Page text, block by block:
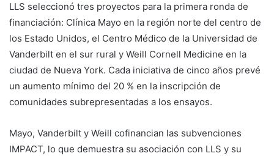
LLS seleccionó tres proyectos para la primera ronda de
financiación: Clínica Mayo en la región norte del centro de
los Estado Unidos, el Centro Médico de la Universidad de
Vanderbilt en el sur rural y Weill Cornell Medicine en la
ciudad de Nueva York. Cada iniciativa de cinco años prevé
un aumento mínimo del 20 % en la inscripción de
comunidades subrepresentadas a los ensayos.
Mayo, Vanderbilt y Weill cofinancian las subvenciones
IMPACT, lo que demuestra su asociación con LLS y su